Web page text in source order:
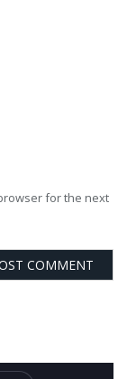
for the next